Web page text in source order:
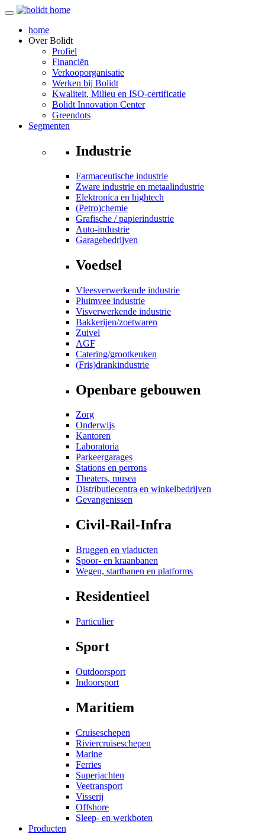
home
OverBolidt
Profiel
Financiën
Verkooporganisatie
Werken bij Bolidt
Kwaliteit, Milieu en ISO-certificatie
Bolidt Innovation Center
Greendots
Segmenten
Industrie
Farmaceutische industrie
Zware industrie en metaalindustrie
Elektronica en hightech
(Petro)chemie
Grafische / papierindustrie
Auto-industrie
Garagebedrijven
Voedsel
Vleesverwerkende industrie
Pluimvee industrie
Visverwerkende industrie
Bakkerijen/zoetwaren
Zuivel
AGF
Catering/grootkeuken
(Fris)drankindustrie
Openbare gebouwen
Zorg
Onderwijs
Kantoren
Laboratoria
Parkeergarages
Stations en perrons
Theaters, musea
Distributiecentra en winkelbedrijven
Gevangenissen
Civil-Rail-Infra
Bruggen en viaducten
Spoor- en kraanbanen
Wegen, startbanen en platforms
Residentieel
Particulier
Sport
Outdoorsport
Indoorsport
Maritiem
Cruiseschepen
Riviercruiseschepen
Marine
Ferries
Superjachten
Veetransport
Visserij
Offshore
Sleep- en werkboten
Producten